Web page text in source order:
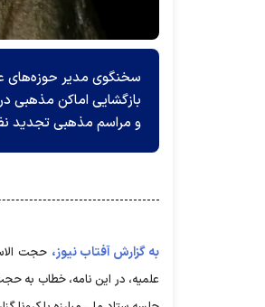
سخنگوی مدیر حوزه‌های
بازگشایی اماکن مذهبی
و مراسم مذهبی تجدید
به گزارش آفتاب نیوز، حجت
علمیه، در این نامه، خطاب به